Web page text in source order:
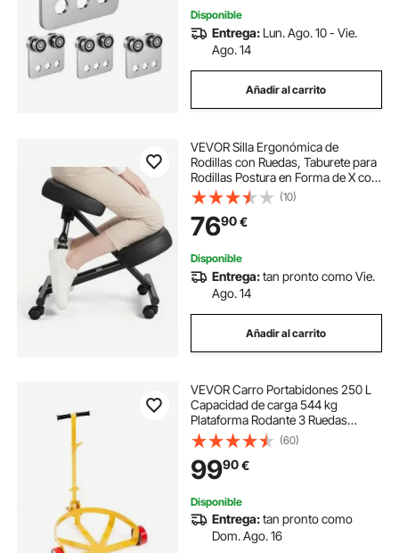
Disponible
Entrega: Lun. Ago. 10 - Vie.
Ago. 14
Añadir al carrito
VEVOR Silla Ergonómica de
Rodillas con Ruedas, Taburete para
Rodillas Postura en Forma de X con
Altura Ajustable y Cojines de
Espuma Gruesa, Relajarse de Cuello
y Espalda para Hogar, Oficina,
Negro
(10)
7690€
Disponible
Entrega:tan pronto como Vie.
Ago. 14
Añadir al carrito
VEVOR Carro Portabidones 250 L
Capacidad de carga 544 kg
Plataforma Rodante 3 Ruedas
Bastidor de Acero Mango Ajustable
Base de Rodillos Herramienta de
Manipulación de Bidones para
Almacenes Fábricas
(60)
9990€
Disponible
Entrega:tan pronto como
Dom. Ago. 16